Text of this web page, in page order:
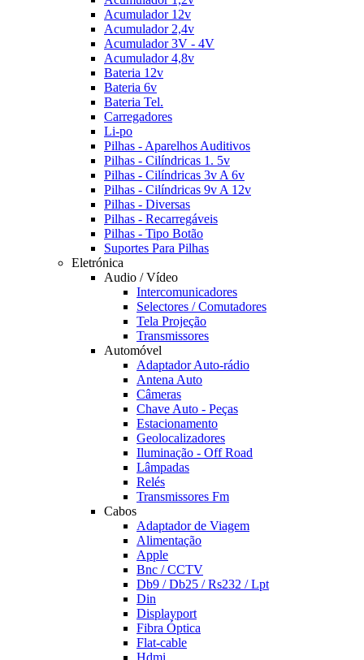
Acumulador 12v
Acumulador 2,4v
Acumulador 3V - 4V
Acumulador 4,8v
Bateria 12v
Bateria 6v
Bateria Tel.
Carregadores
Li-po
Pilhas - Aparelhos Auditivos
Pilhas - Cilíndricas 1. 5v
Pilhas - Cilíndricas 3v A 6v
Pilhas - Cilíndricas 9v A 12v
Pilhas - Diversas
Pilhas - Recarregáveis
Pilhas - Tipo Botão
Suportes Para Pilhas
Eletrónica
Audio / Vídeo
Intercomunicadores
Selectores / Comutadores
Tela Projeção
Transmissores
Automóvel
Adaptador Auto-rádio
Antena Auto
Câmeras
Chave Auto - Peças
Estacionamento
Geolocalizadores
Iluminação - Off Road
Lâmpadas
Relés
Transmissores Fm
Cabos
Adaptador de Viagem
Alimentação
Apple
Bnc / CCTV
Db9 / Db25 / Rs232 / Lpt
Din
Displayport
Fibra Óptica
Flat-cable
Hdmi